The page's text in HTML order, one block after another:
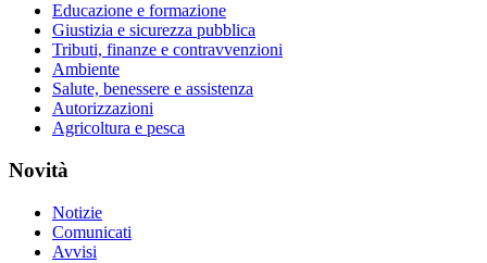
Educazione e formazione
Giustizia e sicurezza pubblica
Tributi, finanze e contravvenzioni
Ambiente
Salute, benessere e assistenza
Autorizzazioni
Agricoltura e pesca
Novità
Notizie
Comunicati
Avvisi